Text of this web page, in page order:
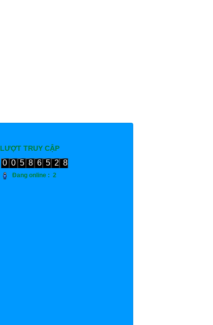
LƯỢT TRUY CẬP
00586528
Đang online : 2